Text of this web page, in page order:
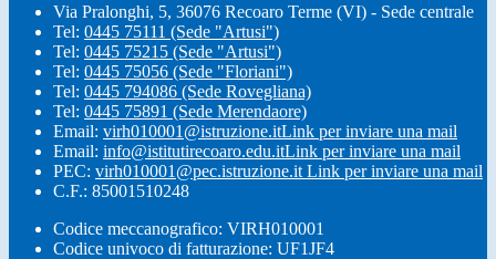
Via Pralonghi, 5, 36076 Recoaro Terme (VI) - Sede centrale
Tel: 0445 75111 (Sede "Artusi")
Tel: 0445 75215 (Sede "Artusi")
Tel: 0445 75056 (Sede "Floriani")
Tel: 0445 794086 (Sede Rovegliana)
Tel: 0445 75891 (Sede Merendaore)
Email: virh010001@istruzione.itLink per inviare una mail
Email: info@istitutirecoaro.edu.itLink per inviare una mail
PEC: virh010001@pec.istruzione.it Link per inviare una mail
C.F.: 85001510248
Codice meccanografico: VIRH010001
Codice univoco di fatturazione: UF1JF4